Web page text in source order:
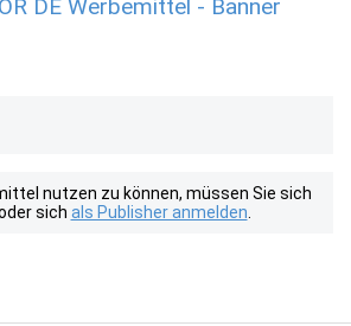
DE Werbemittel - Banner
nutzen zu können, müssen Sie sich
sich als Publisher anmelden